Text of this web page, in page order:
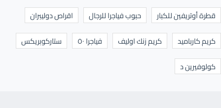
قطرة أوتريفين للكبار
حبوب فياجرا للرجال
اقراص دوليبران
كريم كارباميد
كريم زنك اوليف فياجرا ٥٠
ستاركوبريكس
كولوفيرين د